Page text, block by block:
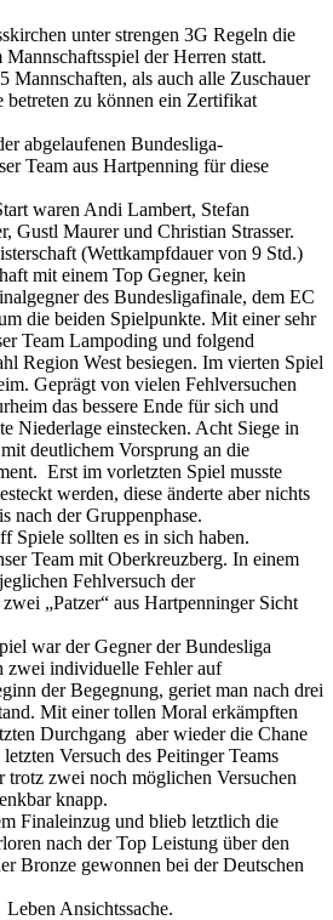
unter strengen 3G Regeln die
der Herren statt.
Mannschaften, als auch alle Zuschauer
betreten zu können ein Zertifikat
abgelaufenen Bundesliga-
Team aus Hartpenning für diese
waren Andi Lambert, Stefan
Gustl Maurer und Christian Strasser.
(Wettkampfdauer von 9 Std.)
mit einem Top Gegner, kein
des Bundesligafinale, dem EC
die beiden Spielpunkte. Mit einer sehr
Team Lampoding und folgend
Region West besiegen. Im vierten Spiel
Geprägt von vielen Fehlversuchen
das bessere Ende für sich und
Niederlage einstecken. Acht Siege in
deutlichem Vorsprung an die
Erst im vorletzten Spiel musste
werden, diese änderte aber nichts
nach der Gruppenphase.
Spiele sollten es in sich haben.
Team mit Oberkreuzberg. In einem
Fehlversuch der
„Patzer“ aus Hartpenninger Sicht
war der Gegner der Bundesliga
zwei individuelle Fehler auf
der Begegnung, geriet man nach drei
Mit einer tollen Moral erkämpften
Durchgang aber wieder die Chane
Versuch des Peitinger Teams
trotz zwei noch möglichen Versuchen
knapp.
Finaleinzug und blieb letztlich die
nach der Top Leistung über den
Bronze gewonnen bei der Deutschen
Ansichtssache.